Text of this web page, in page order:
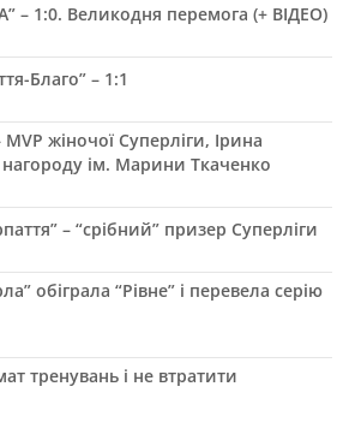
– 1:0. Великодня перемога (+ ВІДЕО)
Благо” – 1:1
жіночої Суперліги, Ірина
ім. Марини Ткаченко
– “срібний” призер Суперліги
обіграла “Рівне” і перевела серію
тренувань і не втратити